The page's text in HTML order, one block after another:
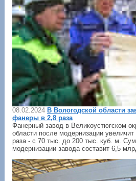
08.02.2024 В Вологодской области
фанеры в 2,8 раза
Фанерный завод в Великоустюгском
области после модернизации
раза - с 70 тыс. до 200 тыс. куб. м.
модернизации завода составит 6,5